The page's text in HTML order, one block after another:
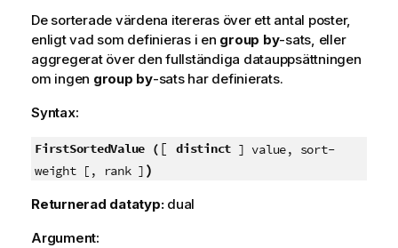
De sorterade värdena itereras över ett antal poster,
enligt vad som definieras i en group by-sats, eller
aggregerat över den fullständiga datauppsättningen
om ingen group by-sats har definierats.
Syntax:
FirstSortedValue ( [ distinct ] value, sort-
weight [, rank ] )
Returnerad datatyp: dual
Argument: